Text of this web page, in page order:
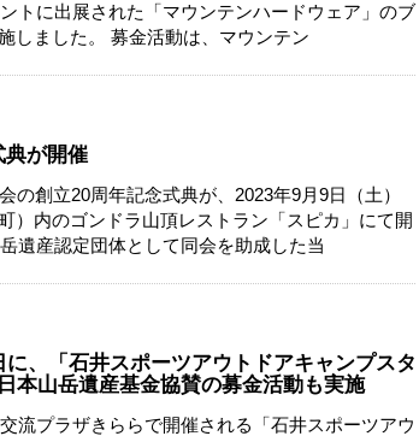
トに出展された「マウンテンハードウェア」のブ
しました。 募金活動は、マウンテン
典が開催
創立20周年記念式典が、2023年9月9日（土）
）内のゴンドラ山頂レストラン「スピカ」にて開
遺産認定団体として同会を助成した当
、「石井スポーツアウトドアキャンプスタ
本山岳遺産基金協賛の募金活動も実施
流プラザきららで開催される「石井スポーツアウ